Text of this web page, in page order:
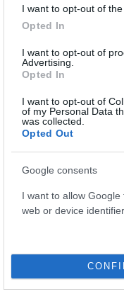
I want to opt-out of
Opted In
I want to opt-out of
Advertising.
Opted In
I want to opt-out of
of my Personal Data
was collected.
Opted Out
Google consents
I want to allow
web or device
Μαγνησία